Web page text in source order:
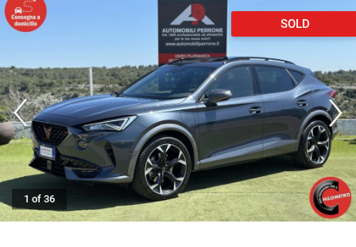
OUR SERVICES
VEHICLES LIST
SELL YOUR CAR
AFTER SALES ASSISTANCE
SOLD
1 of 36
your
consent
the
tracking
technologies
we
adopt
to
offer
functionalities
and